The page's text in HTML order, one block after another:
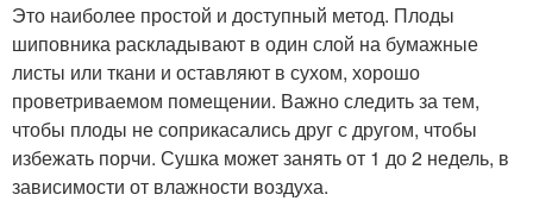
Это наиболее простой и доступный метод. Плоды
шиповника раскладывают в один слой на бумажные
листы или ткани и оставляют в сухом, хорошо
проветриваемом помещении. Важно следить за тем,
чтобы плоды не соприкасались друг с другом, чтобы
избежать порчи. Сушка может занять от 1 до 2 недель, в
зависимости от влажности воздуха.